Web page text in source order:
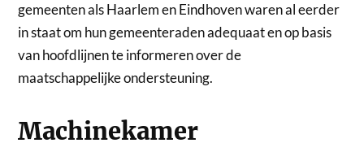
gemeenten als Haarlem en Eindhoven waren al eerder
in staat om hun gemeenteraden adequaat en op basis
van hoofdlijnen te informeren over de
maatschappelijke ondersteuning.
Machinekamer